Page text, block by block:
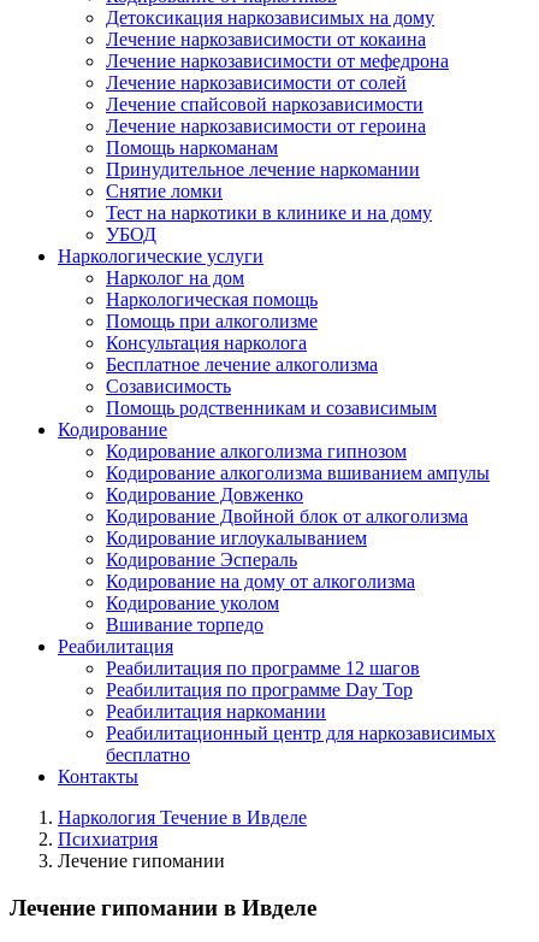
Детоксикация наркозависимых на дому
Лечение наркозависимости от кокаина
Лечение наркозависимости от мефедрона
Лечение наркозависимости от солей
Лечение спайсовой наркозависимости
Лечение наркозависимости от героина
Помощь наркоманам
Принудительное лечение наркомании
Снятие ломки
Тест на наркотики в клинике и на дому
УБОД
Наркологические услуги
Нарколог на дом
Наркологическая помощь
Помощь при алкоголизме
Консультация нарколога
Бесплатное лечение алкоголизма
Созависимость
Помощь родственникам и созависимым
Кодирование
Кодирование алкоголизма гипнозом
Кодирование алкоголизма вшиванием ампулы
Кодирование Довженко
Кодирование Двойной блок от алкоголизма
Кодирование иглоукалыванием
Кодирование Эспераль
Кодирование на дому от алкоголизма
Кодирование уколом
Вшивание торпедо
Реабилитация
Реабилитация по программе 12 шагов
Реабилитация по программе Day Top
Реабилитация наркомании
Реабилитационный центр для наркозависимых
бесплатно
Контакты
Наркология Течение в Ивделе
Психиатрия
Лечение гипомании
Лечение гипомании в Ивделе